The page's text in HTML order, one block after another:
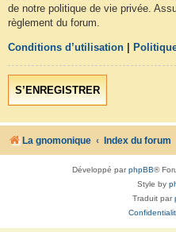
de notre politique de vie privée.
règlement du forum.
Conditions d’utilisation
S’ENREGISTRER
La gnomonique Index du forum
Développé parphpBB®
Style by
Traduit par